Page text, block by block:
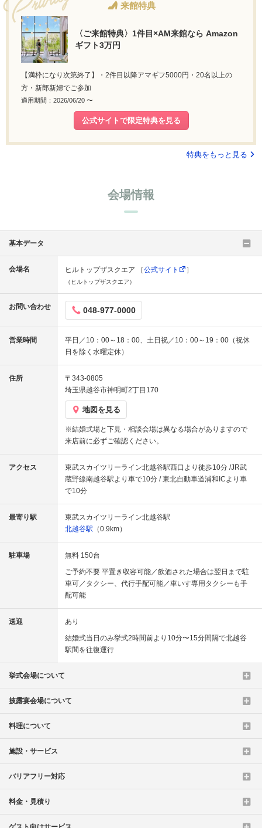
来館特典
〈ご来館特典〉1件目×AM来館なら Amazon
ギフト3万円
【満枠になり次第終了】・2件目以降アマギフ5000円・20名以上の
方・新郎新婦でご参加
適用期間：2026/06/20 〜
公式サイトで限定特典を見る
特典をもっと見る
会場情報
基本データ
会場名 ヒルトップザスクエア ［公式サイト ］
（ヒルトップザスクエア）
お問い合わせ 048-977-0000
営業時間
平日／10：00～18：00、土日祝／10：00～19：00（祝休
日を除く水曜定休）
住所
〒343-0805
埼玉県越谷市神明町2丁目170
地図を見る
※結婚式場と下見・相談会場は異なる場合がありますので
来店前に必ずご確認ください。
アクセス
東武スカイツリーライン北越谷駅西口より徒歩10分 /JR武
蔵野線南越谷駅より車で10分 / 東北自動車道浦和ICより車
で10分
最寄り駅
東武スカイツリーライン北越谷駅
北越谷駅 （0.9km）
駐車場
無料 150台
ご予約不要 平置き収容可能／飲酒された場合は翌日まで駐
車可／タクシー、代行手配可能／車いす専用タクシーも手
配可能
送迎
あり
結婚式当日のみ挙式2時間前より10分〜15分間隔で北越谷
駅間を往復運行
挙式会場について
披露宴会場について
料理について
施設・サービス
バリアフリー対応
料金・見積り